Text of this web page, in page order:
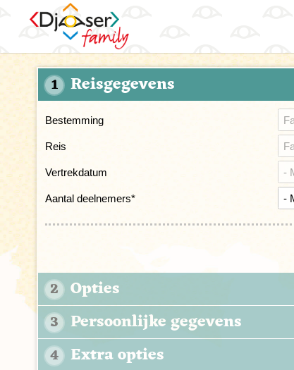
1 Reisgegevens
Bestemming
Reis
Vertrekdatum
Aantal deelnemers*
2 Opties
3 Persoonlijke gegevens
4 Extra opties